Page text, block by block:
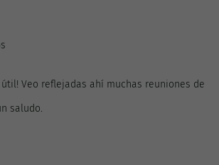
útil! Veo reflejadas ahí muchas reuniones de
saludo.